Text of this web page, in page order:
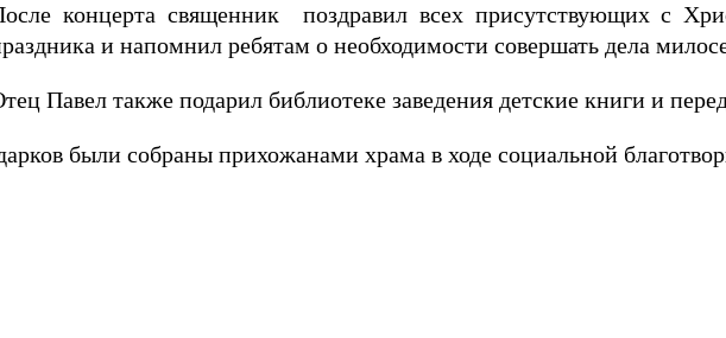
концерта священник поздравил всех присутствующих с
и напомнил ребятам о необходимости совершать дела
Павел также подарил библиотеке заведения детские книги и
были собраны прихожанами храма в ходе социальной